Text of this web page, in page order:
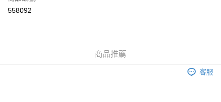
Apple Pay
558092
商品推薦
客服